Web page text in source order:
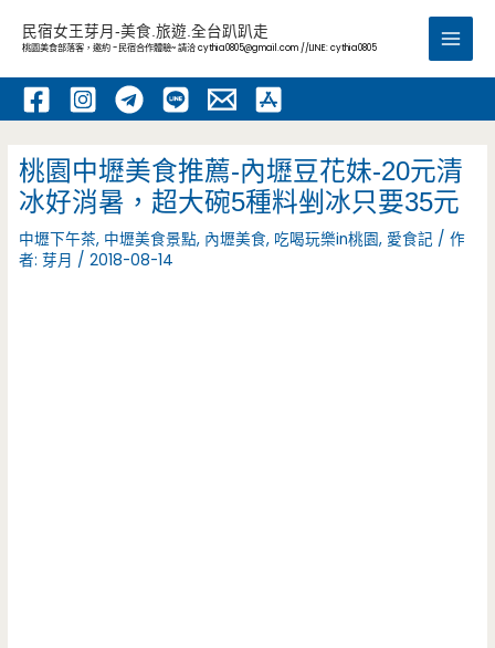
內
民宿女王芽月-美食.旅遊.全台趴趴走
桃園美食部落客，邀約 -民宿合作體驗~ 請洽cythia0805@gmail.com //LINE: cythia0805
Main
桃園中壢美食推薦-內壢豆花妹-20元清
冰好消暑，超大碗5種料剉冰只要35元
中壢下午茶, 中壢美食景點, 內壢美食, 吃喝玩樂in桃園, 愛食記 / 作
者:芽月 /2018-08-14